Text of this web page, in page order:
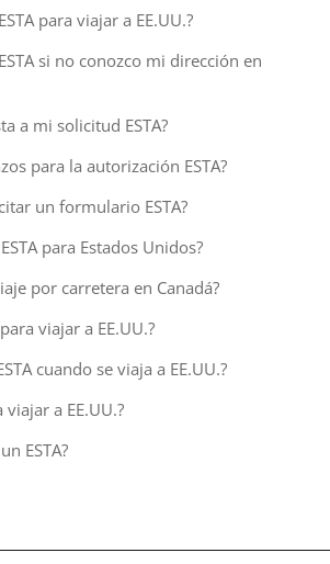
para viajar a EE.UU.?
si no conozco mi dirección en
a mi solicitud ESTA?
para la autorización ESTA?
un formulario ESTA?
para Estados Unidos?
por carretera en Canadá?
viajar a EE.UU.?
cuando se viaja a EE.UU.?
a EE.UU.?
ESTA?